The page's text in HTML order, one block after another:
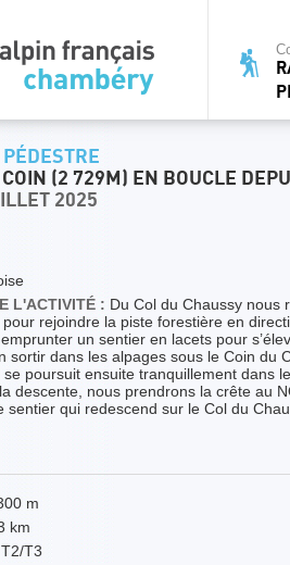
COIN (2 729M) EN BOUCLE
2025
L'ACTIVITÉ : Du Col du Chaussy nous
rejoindre la piste forestière en
un sentier en lacets pour
sortir dans les alpages sous le Coin du
poursuit ensuite tranquillement dans
descente, nous prendrons la crête au
sentier qui redescend sur le Col du
m
km
T2/T3